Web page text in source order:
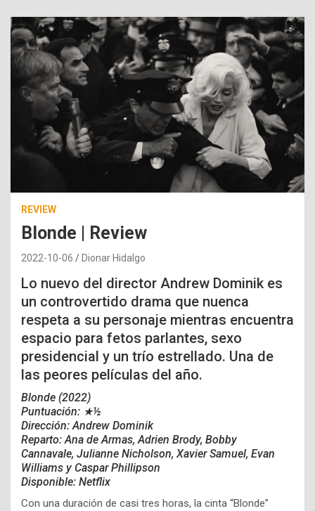
REVIEW
Blonde | Review
2022-10-06 Dionar Hidalgo
Lo nuevo del director Andrew Dominik es
un controvertido drama que nuenca
respeta a su personaje mientras encuentra
espacio para fetos parlantes, sexo
presidencial y un trío estrellado. Una de
las peores películas del año.
Blonde (2022)
Puntuación: ★½
Dirección: Andrew Dominik
Reparto: Ana de Armas, Adrien Brody, Bobby
Cannavale, Julianne Nicholson, Xavier Samuel, Evan
Williams y Caspar Phillipson
Disponible: Netflix
Con una duración de casi tres horas, la cinta “Blonde”